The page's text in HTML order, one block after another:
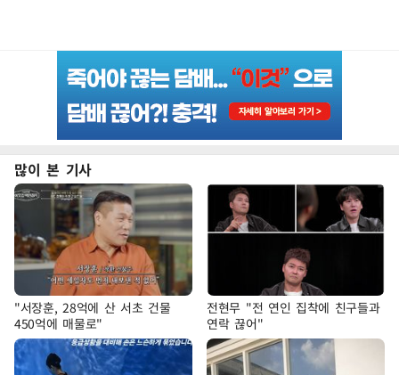
많이 본 기사
"서장훈, 28억에 산 서초 건물
450억에 매물로"
전현무 "전 연인 집착에 친구들과
연락 끊어"